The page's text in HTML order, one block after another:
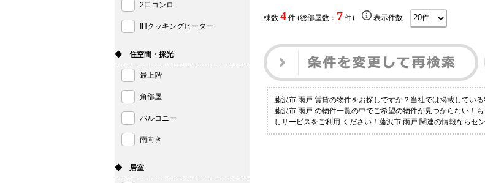
棟数 4件 (総部屋数： 7 件) 表示件数
藤沢市 雨戸 賃貸の物件をお探しですか？当社では掲載してい
藤沢市 雨戸 の物件一覧の中でご希望の物件が見つからない！
しサービスをご利用 ください！藤沢市 雨戸 関連の情報ならセ
2口コンロ
IHクッキングヒーター
◆ 住空間・採光
最上階
角部屋
バルコニー
南向き
◆ 居室